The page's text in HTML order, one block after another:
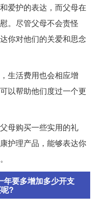
爱护的表达，而父母在
。尽管父母不会责怪
你对他们的关爱和思念
生活费用也会相应增
以帮助他们度过一个更
母购买一些实用的礼
护理产品，能够表达你
年要多增加多少开支
?